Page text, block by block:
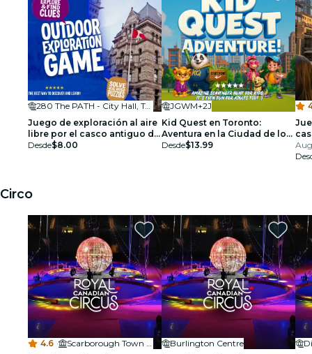
280 The PATH - City Hall, Toronto
Juego de exploración al aire
libre por el casco antiguo de
Toronto
Desde$8.00
JGWM+2J
Kid Quest en Toronto:
Aventura en la Ciudad de los
Superhéroes para niños
Desde$13.99
Circo
4.6 ·
Scarborough Town Centre
Burlington Centre